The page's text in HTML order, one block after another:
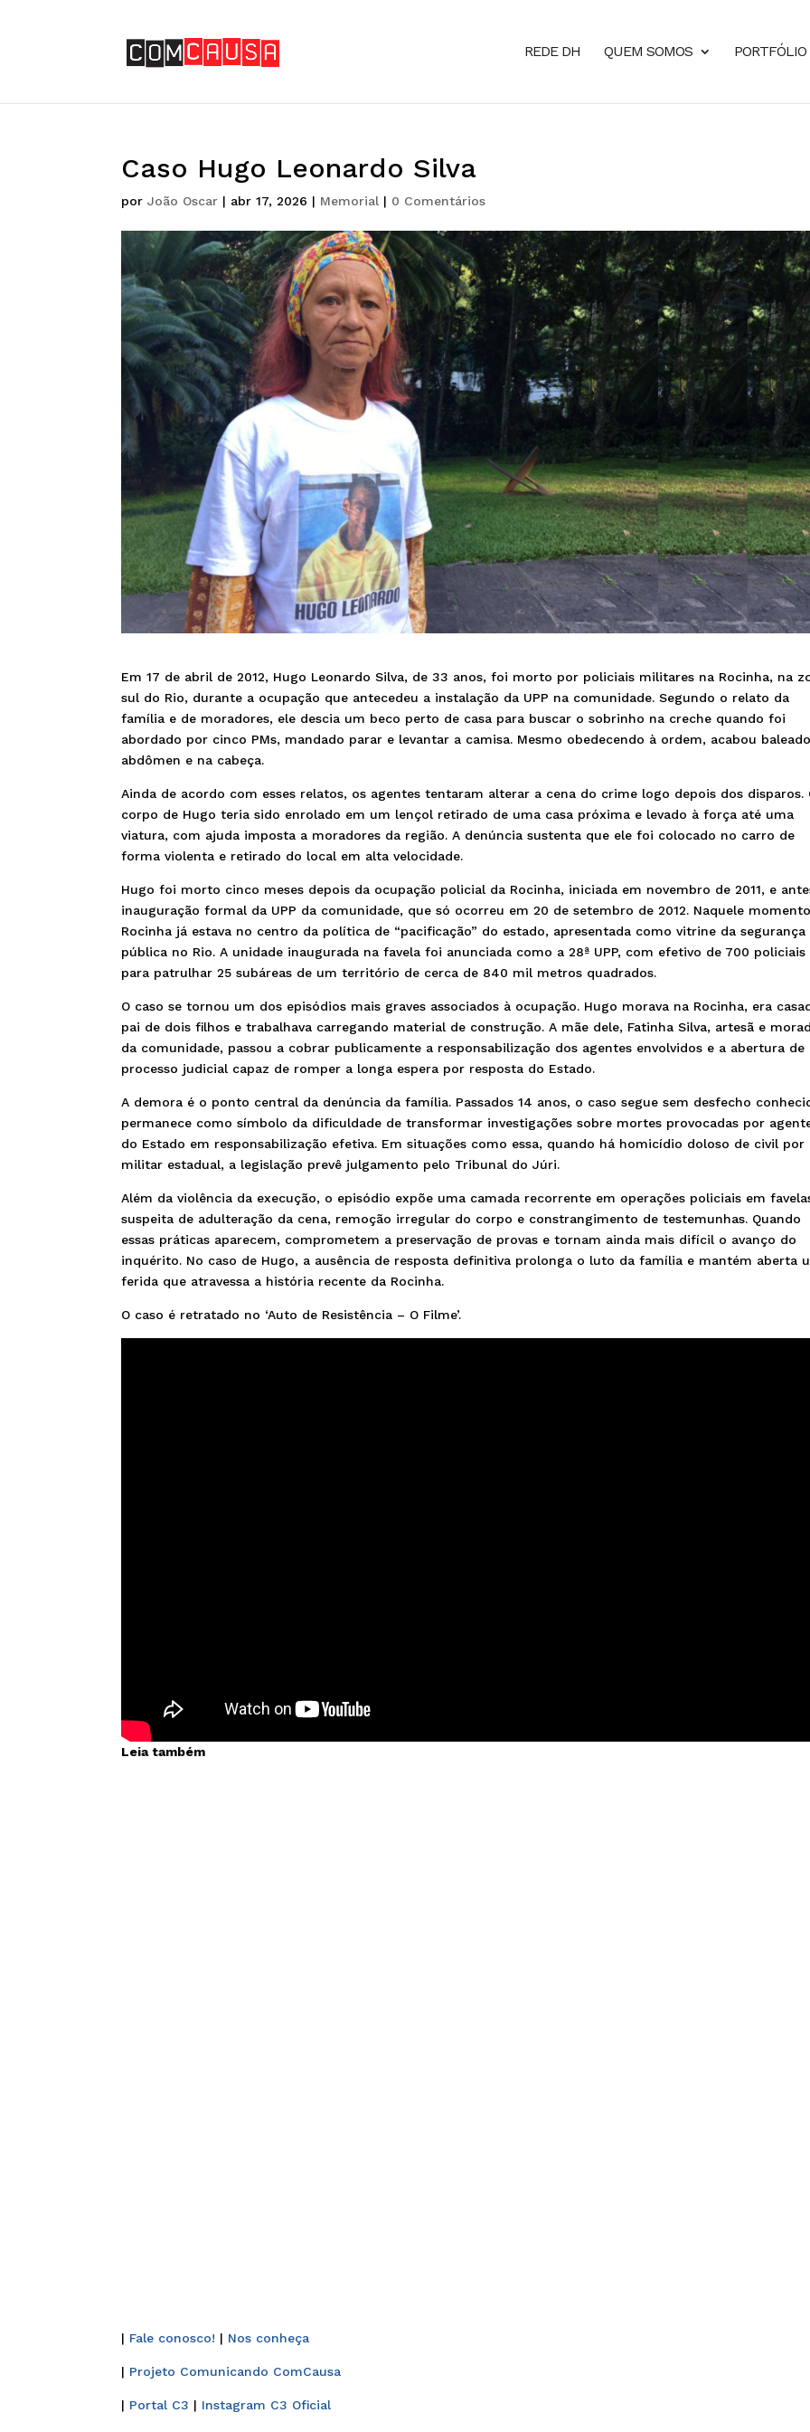
REDE DH QUEM SOMOS PORTFÓLIO
Caso Hugo Leonardo Silva
porJoão Oscar | abr 17, 2026 | Memorial | 0 Comentários
Em 17 de abril de 2012, Hugo Leonardo Silva, de 33 anos, foi morto por policiais militares na Rocinha, na
sul do Rio, durante a ocupação que antecedeu a instalação da UPP na comunidade. Segundo o relato da
família e de moradores, ele descia um beco perto de casa para buscar o sobrinho na creche quando foi
abordado por cinco PMs, mandado parar e levantar a camisa. Mesmo obedecendo à ordem, acabou
abdômen e na cabeça.
Ainda de acordo com esses relatos, os agentes tentaram alterar a cena do crime logo depois dos disparos.
corpo de Hugo teria sido enrolado em um lençol retirado de uma casa próxima e levado à força até uma
viatura, com ajuda imposta a moradores da região. A denúncia sustenta que ele foi colocado no carro de
forma violenta e retirado do local em alta velocidade.
Hugo foi morto cinco meses depois da ocupação policial da Rocinha, iniciada em novembro de 2011, e
inauguração formal da UPP da comunidade, que só ocorreu em 20 de setembro de 2012. Naquele
Rocinha já estava no centro da política de “pacificação” do estado, apresentada como vitrine da segurança
pública no Rio. A unidade inaugurada na favela foi anunciada como a 28ª UPP, com efetivo de 700 policiais
para patrulhar 25 subáreas de um território de cerca de 840 mil metros quadrados.
O caso se tornou um dos episódios mais graves associados à ocupação. Hugo morava na Rocinha, era
pai de dois filhos e trabalhava carregando material de construção. A mãe dele, Fatinha Silva, artesã e
da comunidade, passou a cobrar publicamente a responsabilização dos agentes envolvidos e a abertura de
processo judicial capaz de romper a longa espera por resposta do Estado.
A demora é o ponto central da denúncia da família. Passados 14 anos, o caso segue sem desfecho
permanece como símbolo da dificuldade de transformar investigações sobre mortes provocadas por
do Estado em responsabilização efetiva. Em situações como essa, quando há homicídio doloso de civil por
militar estadual, a legislação prevê julgamento pelo Tribunal do Júri.
Além da violência da execução, o episódio expõe uma camada recorrente em operações policiais em
suspeita de adulteração da cena, remoção irregular do corpo e constrangimento de testemunhas. Quando
essas práticas aparecem, comprometem a preservação de provas e tornam ainda mais difícil o avanço do
inquérito. No caso de Hugo, a ausência de resposta definitiva prolonga o luto da família e mantém aberta
ferida que atravessa a história recente da Rocinha.
O caso é retratado no ‘Auto de Resistência – O Filme’.
Leia também
| Fale conosco! | Nos conheça
| Projeto Comunicando ComCausa
| Portal C3 | Instagram C3 Oficial